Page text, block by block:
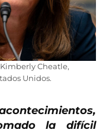
Cheatle,
Unidos.
la difícil